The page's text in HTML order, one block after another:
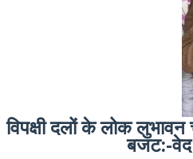
विपक्षी दलों के लोक
बजट:-वेद